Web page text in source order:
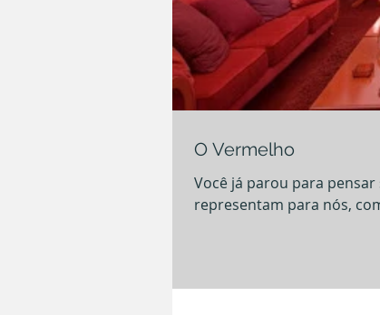
O Vermelho
Você já parou para pensar
representam para nós,